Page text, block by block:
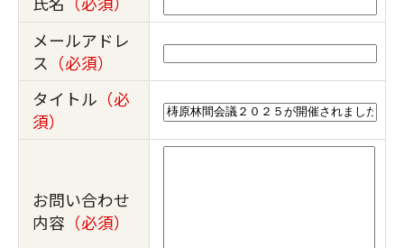
メールアドレ
ス （必須）
タイトル （必
須）
お問い合わせ
内容 （必須）